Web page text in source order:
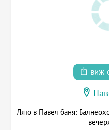
виж
Лято в Павел баня: